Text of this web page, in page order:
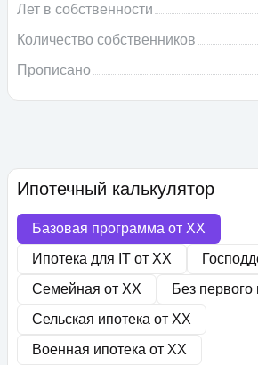
Лет в собственности
Количество собственников
Прописано
Ипотечный калькулятор
Базовая программа от XX
Ипотека для IT от XX
Семейная от XX Без первого
Сельская ипотека от XX
Военная ипотека от XX